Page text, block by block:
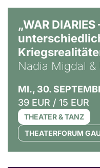
„WAR
Nadia Migdal
MI., 30.
39 EUR / 15 EUR
THEATER & TANZ
THEATERFORUM